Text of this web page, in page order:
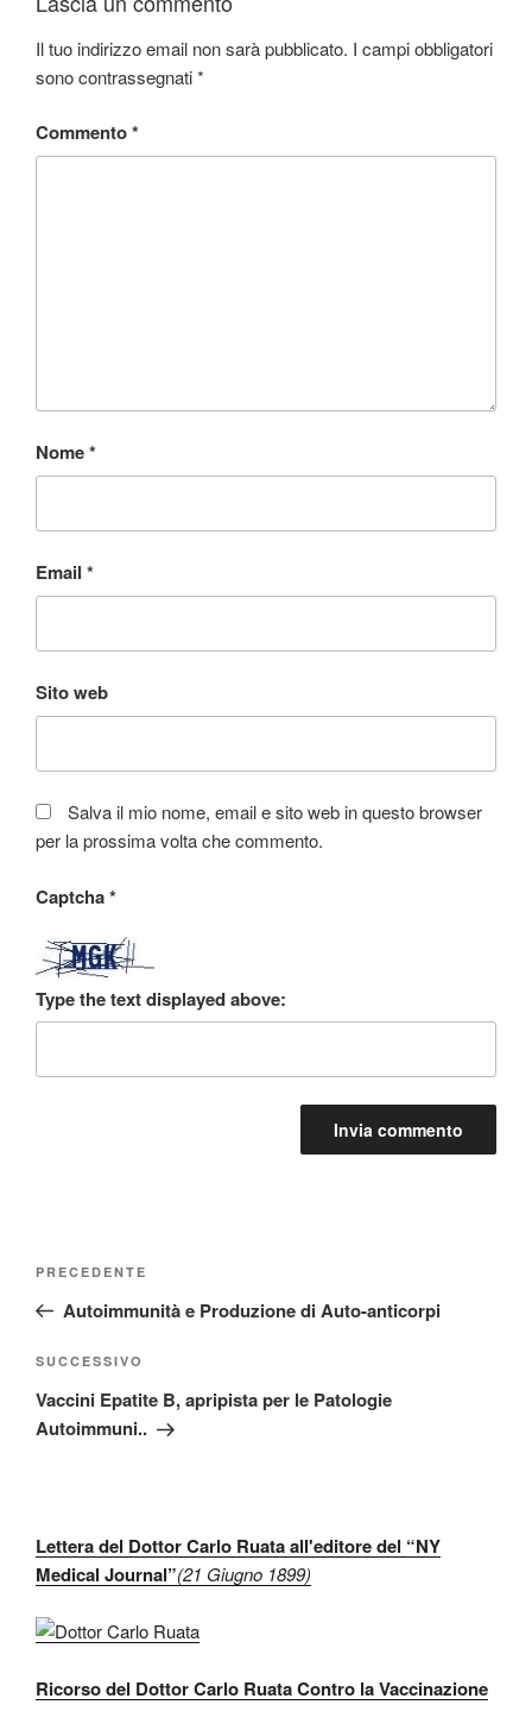
Il tuo indirizzo email non sarà pubblicato. I campi obbligatori
sono contrassegnati*
Commento*
Nome*
Email *
Sito web
Salva il mio nome, email e sito web in questo browser
per la prossima volta che commento.
Captcha*
Type the text displayed above:
Articolo
precedente:
PRECEDENTE
Autoimmunità e Produzione di Auto-anticorpi
Articolo
successivo
SUCCESSIVO
Vaccini Epatite B, apripista per le Patologie
Autoimmuni..
Lettera del Dottor Carlo Ruata all'editore del “NY
Medical Journal”(21 Giugno 1899)
Ricorso del Dottor Carlo Ruata Contro la Vaccinazione